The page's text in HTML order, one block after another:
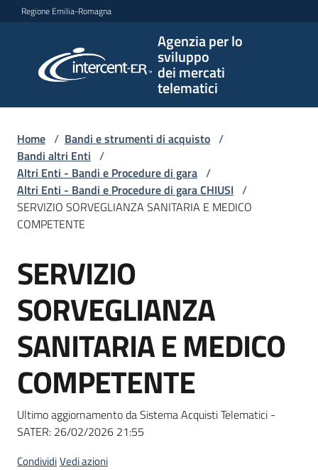
Vai al contenuto
Vai alla navigazione
Vai al footer
Regione Emilia-Romagna
Agenzia per lo
sviluppo
dei mercati
telematici
per lo
sviluppo
telematici
L'Agenzia
Bandi
e
di
Supporto
Piattaforme
telematiche
Home / Bandi e strumenti di acquisto /
Bandi altri Enti /
Altri Enti - Bandi e Procedure di gara /
Altri Enti - Bandi e Procedure di gara CHIUSI /
SERVIZIO SORVEGLIANZA SANITARIA E MEDICO
COMPETENTE
Salta al contenuto
SERVIZIO
SORVEGLIANZA
SANITARIA E MEDICO
COMPETENTE
Ultimo aggiornamento da Sistema Acquisti Telematici -
SATER: 26/02/2026 21:55
CondividiVedi azioni